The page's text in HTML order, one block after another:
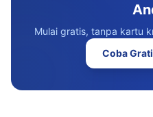
Mulai gratis, tanpa kartu
Coba